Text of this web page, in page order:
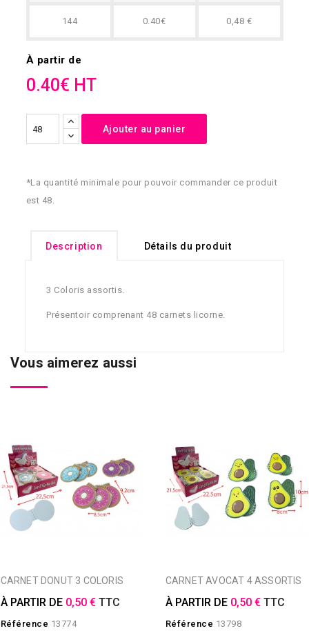
144 0.40€ 0,48 €
À partir de
0.40€ HT
Ajouter au panier
*La quantité minimale pour pouvoir commander ce produit
est 48.
Description Détails du produit
3 Coloris assortis.
Présentoir comprenant 48 carnets licorne.
Vous aimerez aussi
CARNET DONUT 3 COLORIS
À PARTIR DE 0,50 € TTC
Référence 13774
CARNET AVOCAT 4 ASSORTIS
À PARTIR DE 0,50 € TTC
Référence 13798